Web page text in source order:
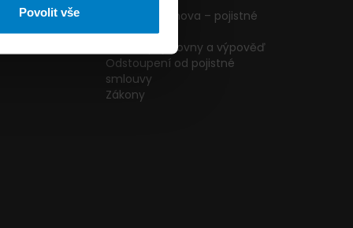
Povolit vše
Pojištění domova – pojistné
podmínky
Změna pojišťovny a výpověď
Odstoupení od pojistné
smlouvy
Zákony